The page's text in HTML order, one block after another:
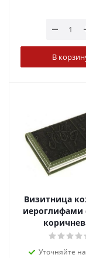
В
Визитница
иероглифами
Уточняйте